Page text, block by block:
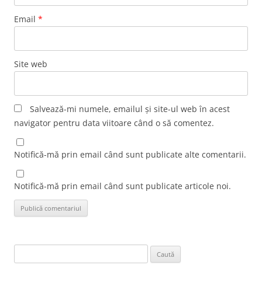
Email *
Site web
Salvează-mi numele, emailul și site-ul web în acest
navigator pentru data viitoare când o să comentez.
Notifică-mă prin email când sunt publicate alte comentarii.
Notifică-mă prin email când sunt publicate articole noi.
după: